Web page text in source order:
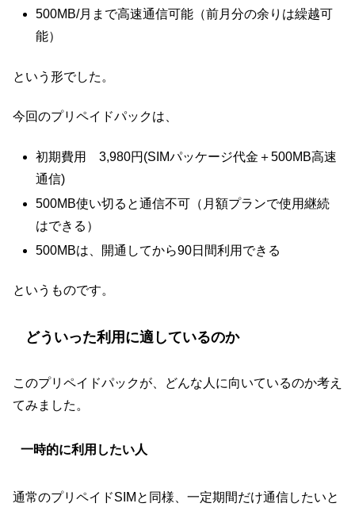
500MB/月まで高速通信可能（前月分の余りは繰越可
能）
という形でした。
今回のプリペイドパックは、
初期費用 3,980円(SIMパッケージ代金＋500MB高速
通信)
500MB使い切ると通信不可（月額プランで使用継続
はできる）
500MBは、開通してから90日間利用できる
というものです。
どういった利用に適しているのか
このプリペイドパックが、どんな人に向いているのか考え
てみました。
一時的に利用したい人
通常のプリペイドSIMと同様、一定期間だけ通信したいと